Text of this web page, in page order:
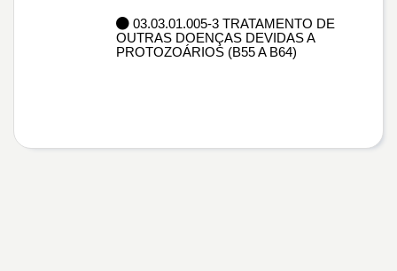
03.03.01.005-3 TRATAMENTO DE
OUTRAS DOENÇAS DEVIDAS A
PROTOZOÁRIOS (B55 A B64)